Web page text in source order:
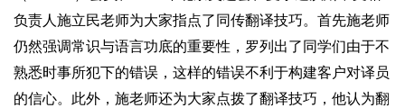
负责人施立民老师为大家指点了同传翻译技巧。首先施老师
仍然强调常识与语言功底的重要性，罗列出了同学们由于不
熟悉时事所犯下的错误，这样的错误不利于构建客户对译员
的信心。此外，施老师还为大家点拨了翻译技巧，他认为翻